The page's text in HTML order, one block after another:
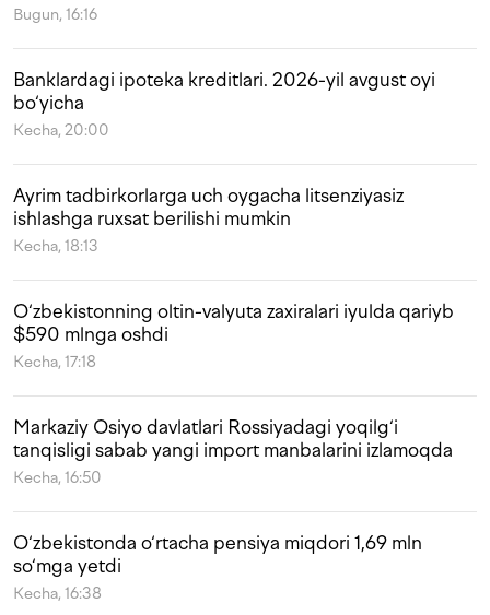
Bugun, 16:16
Banklardagi ipoteka kreditlari. 2026-yil avgust oyi
bo‘yicha
Kecha, 20:00
Ayrim tadbirkorlarga uch oygacha litsenziyasiz
ishlashga ruxsat berilishi mumkin
Kecha, 18:13
O‘zbekistonning oltin-valyuta zaxiralari iyulda qariyb
$590 mlnga oshdi
Kecha, 17:18
Markaziy Osiyo davlatlari Rossiyadagi yoqilg‘i
tanqisligi sabab yangi import manbalarini izlamoqda
Kecha, 16:50
O‘zbekistonda o‘rtacha pensiya miqdori 1,69 mln
so‘mga yetdi
Kecha, 16:38